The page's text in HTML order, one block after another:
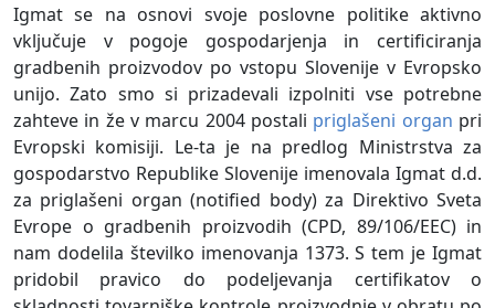
Igmat se na osnovi svoje poslovne politike aktivno
vključuje v pogoje gospodarjenja in certificiranja
gradbenih proizvodov po vstopu Slovenije v Evropsko
unijo. Zato smo si prizadevali izpolniti vse potrebne
zahteve in že v marcu 2004 postali priglašeni organ pri
Evropski komisiji. Le-ta je na predlog Ministrstva za
gospodarstvo Republike Slovenije imenovala Igmat d.d.
za priglašeni organ (notified body) za Direktivo Sveta
Evrope o gradbenih proizvodih (CPD, 89/106/EEC) in
nam dodelila številko imenovanja 1373. S tem je Igmat
pridobil pravico do podeljevanja certifikatov o